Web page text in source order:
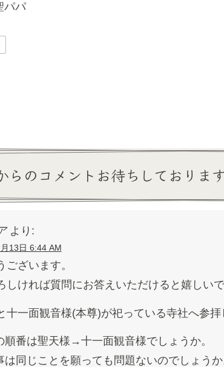
パパ
らのコメントお待ちしております
より:
13日 6:44 AM
ございます。
しければ質問にお答えいただけると嬉しいで
十一面観音様(本尊)が祀っている寺社へ参拝
順番は聖天様→十一面観音様でしょうか。
は同じことを願っても問題ないのでしょうか